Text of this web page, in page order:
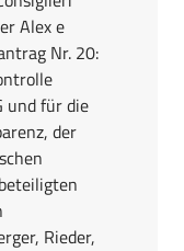
Alex e
Nr. 20:
und für die
der
Rieder,